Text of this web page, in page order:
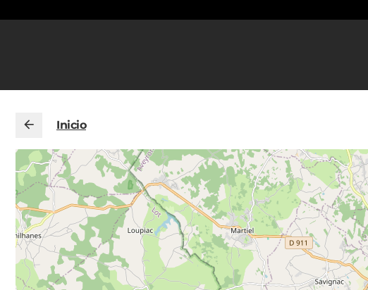
Inicio